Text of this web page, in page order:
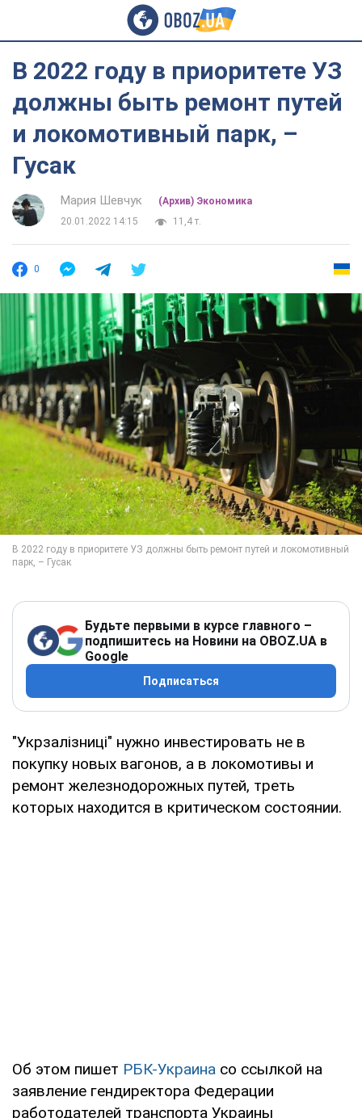
В 2022 году в приоритете УЗ
должны быть ремонт путей
и локомотивный парк, –
Гусак
Мария Шевчук
(Архив) Экономика
20.01.2022 14:15
11,4 т.
0
Будьте первыми в курсе главного –
подпишитесь на Новини на OBOZ.UA в
Google
Подписаться
"Укрзалізниці" нужно инвестировать не в
покупку новых вагонов, а в локомотивы и
ремонт железнодорожных путей, треть
которых находится в критическом состоянии.
Об этом пишет РБК-Украина со ссылкой на
заявление гендиректора Федерации
работодателей транспорта Украины